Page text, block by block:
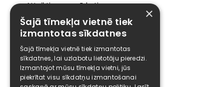
Atteikties no mārketinga
Elīzings
Karjera
Kontakti
×
Šajā tīmekļa vietnē tiek
izmantotas sīkdatnes
Šajā tīmekļa vietnē tiek izmantotas
sīkdatnes, lai uzlabotu lietotāju pieredzi.
Izmantojot mūsu tīmekļa vietni, jūs
piekrītat visu sīkdatņu izmantošanai